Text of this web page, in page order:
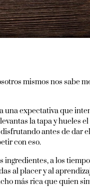
mismos nos sabe
una expectativa que
la tapa y hueles
antes de dar
con eso.
a los
al placer y al
más rica que quien